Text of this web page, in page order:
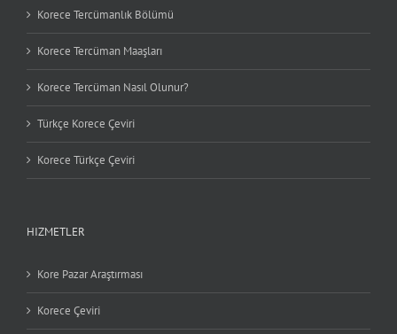
Korece Tercümanlık Bölümü
Korece Tercüman Maaşları
Korece Tercüman Nasıl Olunur?
Türkçe Korece Çeviri
Korece Türkçe Çeviri
HIZMETLER
Kore Pazar Araştırması
Korece Çeviri